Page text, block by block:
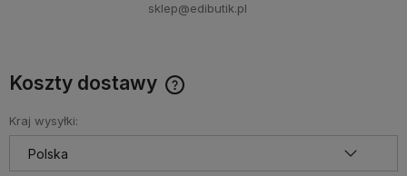
sklep@edibutik.pl
Koszty dostawy
Kraj wysyłki: